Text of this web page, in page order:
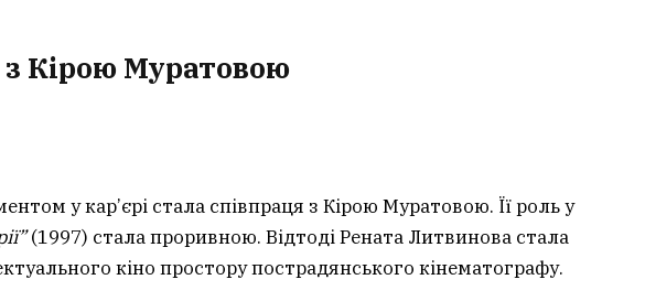
з Кірою Муратовою
у кар’єрі стала співпраця з Кірою Муратовою. Її роль у
(1997) стала проривною. Відтоді Рената Литвинова стала
кіно простору пострадянського кінематографу.